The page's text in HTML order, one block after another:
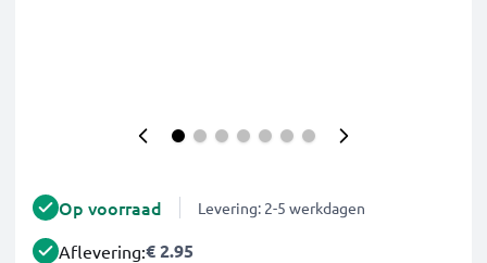
Op voorraad Levering: 2-5 werkdagen
Aflevering:€ 2.95